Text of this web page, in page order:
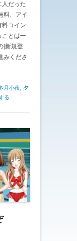
人だった
料、アイ
料コイン
ことは一
[新規登
みくださ
月小夜 夕
る